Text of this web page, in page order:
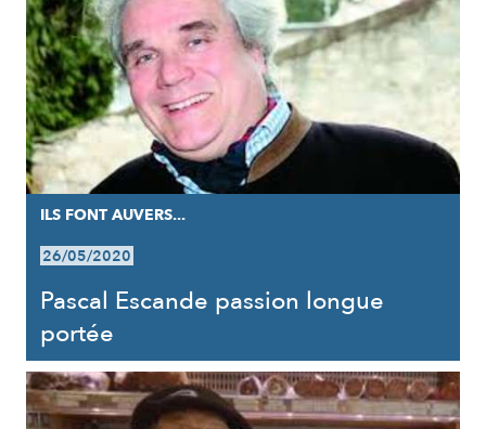
ILS FONT AUVERS...
26/05/2020
Pascal Escande passion longue
portée